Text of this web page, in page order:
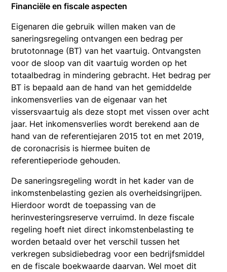
Financiële en fiscale aspecten
Eigenaren die gebruik willen maken van de
saneringsregeling ontvangen een bedrag per
brutotonnage (BT) van het vaartuig. Ontvangsten
voor de sloop van dit vaartuig worden op het
totaalbedrag in mindering gebracht. Het bedrag per
BT is bepaald aan de hand van het gemiddelde
inkomensverlies van de eigenaar van het
vissersvaartuig als deze stopt met vissen over acht
jaar. Het inkomensverlies wordt berekend aan de
hand van de referentiejaren 2015 tot en met 2019,
de coronacrisis is hiermee buiten de
referentieperiode gehouden.
De saneringsregeling wordt in het kader van de
inkomstenbelasting gezien als overheidsingrijpen.
Hierdoor wordt de toepassing van de
herinvesteringsreserve verruimd. In deze fiscale
regeling hoeft niet direct inkomstenbelasting te
worden betaald over het verschil tussen het
verkregen subsidiebedrag voor een bedrijfsmiddel
en de fiscale boekwaarde daarvan. Wel moet dit